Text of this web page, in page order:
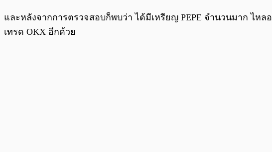
และหลังจากการตรวจสอบก็พบว่า ได้มีเหรียญ PEPE จำนวนมาก ไหล
เทรด OKX อีกด้วย